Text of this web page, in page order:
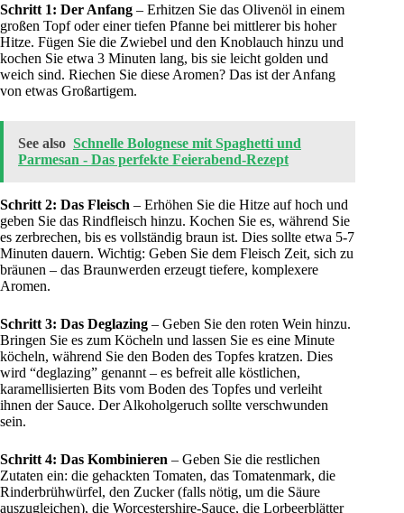
Schritt 1: Der Anfang – Erhitzen Sie das Olivenöl in einem
großen Topf oder einer tiefen Pfanne bei mittlerer bis hoher
Hitze. Fügen Sie die Zwiebel und den Knoblauch hinzu und
kochen Sie etwa 3 Minuten lang, bis sie leicht golden und
weich sind. Riechen Sie diese Aromen? Das ist der Anfang
von etwas Großartigem.
See also Schnelle Bolognese mit Spaghetti und
Parmesan - Das perfekte Feierabend-Rezept
Schritt 2: Das Fleisch – Erhöhen Sie die Hitze auf hoch und
geben Sie das Rindfleisch hinzu. Kochen Sie es, während Sie
es zerbrechen, bis es vollständig braun ist. Dies sollte etwa 5-7
Minuten dauern. Wichtig: Geben Sie dem Fleisch Zeit, sich zu
bräunen – das Braunwerden erzeugt tiefere, komplexere
Aromen.
Schritt 3: Das Deglazing – Geben Sie den roten Wein hinzu.
Bringen Sie es zum Köcheln und lassen Sie es eine Minute
köcheln, während Sie den Boden des Topfes kratzen. Dies
wird “deglazing” genannt – es befreit alle köstlichen,
karamellisierten Bits vom Boden des Topfes und verleiht
ihnen der Sauce. Der Alkoholgeruch sollte verschwunden
sein.
Schritt 4: Das Kombinieren – Geben Sie die restlichen
Zutaten ein: die gehackten Tomaten, das Tomatenmark, die
Rinderbrühwürfel, den Zucker (falls nötig, um die Säure
auszugleichen), die Worcestershire-Sauce, die Lorbeerblätter